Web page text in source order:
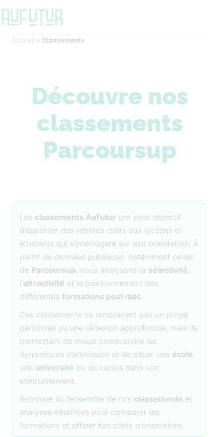
Accueil » Classements
Découvre nos
classements
Parcoursup
Les classements AuFutur ont pour objectif
d’apporter des repères clairs aux lycéens et
étudiants qui s’interrogent sur leur orientation. À
partir de données publiques, notamment celles
de Parcoursup, nous analysons la sélectivité,
l’attractivité et le positionnement des
différentes formations post-bac.
Ces classements ne remplacent pas un projet
personnel ou une réflexion approfondie, mais ils
permettent de mieux comprendre les
dynamiques d’admission et de situer une école,
une université ou un cursus dans son
environnement.
Retrouve ici l’ensemble de nos classements et
analyses détaillées pour comparer les
formations et affiner ton choix d’orientation.